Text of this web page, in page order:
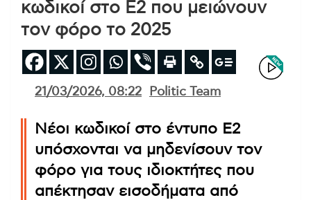
κωδικοί στο Ε2 που μειώνουν
τον φόρο το 2025
21/03/2026, 08:22 Politic Team
Νέοι κωδικοί στο έντυπο Ε2
υπόσχονται να μηδενίσουν τον
φόρο για τους ιδιοκτήτες που
απέκτησαν εισοδήματα από